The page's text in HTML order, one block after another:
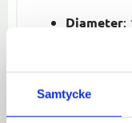
Samtycke
Diameter:
Denna